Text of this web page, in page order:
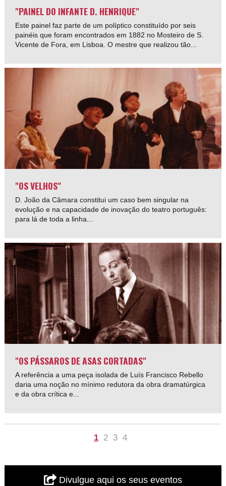
"PAINEL DO INFANTE D. HENRIQUE"
Este painel faz parte de um políptico constituído por seis
painéis que foram encontrados em 1882 no Mosteiro de S.
Vicente de Fora, em Lisboa. O mestre que realizou tão...
"OS VELHOS"
D. João da Câmara constitui um caso bem singular na
evolução e na capacidade de inovação do teatro português:
para lá de toda a linha...
"OS PÁSSAROS DE ASAS CORTADAS"
A referência a uma peça isolada de Luís Francisco Rebello
daria uma noção no mínimo redutora da obra dramatúrgica
e da obra crítica e...
1 2 3 4
Divulgue aqui os seus eventos